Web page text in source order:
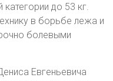
до 53 кг.
в борьбе лежа и
болевыми
Евгеньевича